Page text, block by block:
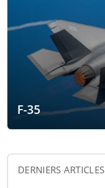
F-35
DERNIERS ARTICLES